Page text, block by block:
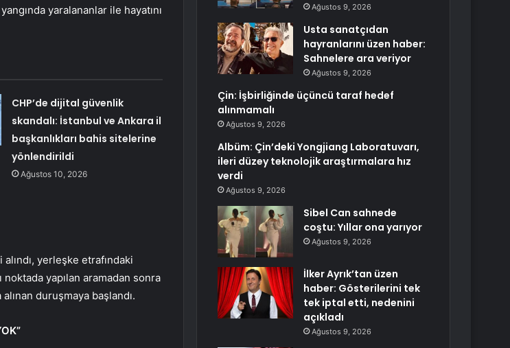
yaralananlar ile hayatını
CHP’de dijital güvenlik
skandalı: İstanbul ve Ankara il
başkanlıkları bahis sitelerine
yönlendirildi
Ağustos 10, 2026
yerleşke etrafındaki
yapılan aramadan sonra
duruşmaya başlandı.
Ağustos 9, 2026
Usta sanatçıdan
hayranlarını üzen haber:
Sahnelere ara veriyor
Ağustos 9, 2026
Çin: İşbirliğinde üçüncü taraf hedef
alınmamalı
Ağustos 9, 2026
Albüm: Çin’deki Yongjiang Laboratuvarı,
ileri düzey teknolojik araştırmalara hız
verdi
Ağustos 9, 2026
Sibel Can sahnede
coştu: Yıllar ona yarıyor
Ağustos 9, 2026
İlker Ayrık’tan üzen
haber: Gösterilerini tek
tek iptal etti, nedenini
açıkladı
Ağustos 9, 2026